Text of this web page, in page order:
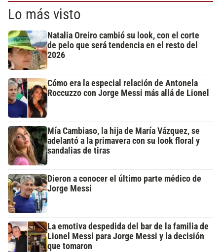
Lo más visto
Natalia Oreiro cambió su look, con el corte
de pelo que será tendencia en el resto del
2026
Cómo era la especial relación de Antonela
Roccuzzo con Jorge Messi más allá de Lionel
Mía Cambiaso, la hija de María Vázquez, se
adelantó a la primavera con su look floral y
sandalias de tiras
Dieron a conocer el último parte médico de
Jorge Messi
La emotiva despedida del bar de la familia de
Lionel Messi para Jorge Messi y la decisión
que tomaron